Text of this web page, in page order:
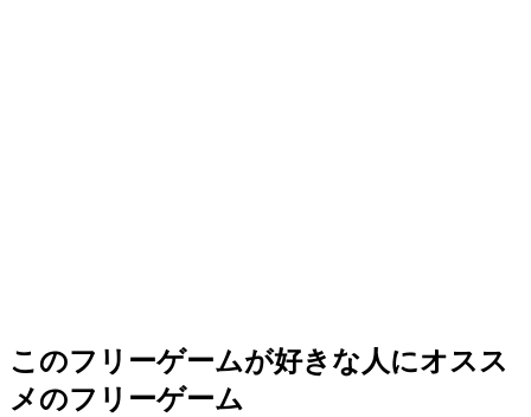
このフリーゲームが好きな人にオスス
メのフリーゲーム